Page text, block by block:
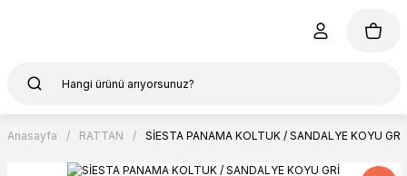
Anasayfa RATTAN SİESTA PANAMA KOLTUK / SANDALYE KOYU GRİ